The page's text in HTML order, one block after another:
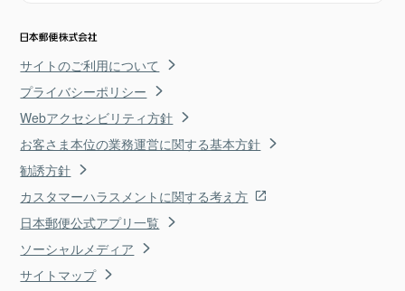
サイトのご利用について
プライバシーポリシー
Webアクセシビリティ方針
お客さま本位の業務運営に関する基本方針
勧誘方針
カスタマーハラスメントに関する考え方
日本郵便公式アプリ一覧
ソーシャルメディア
サイトマップ